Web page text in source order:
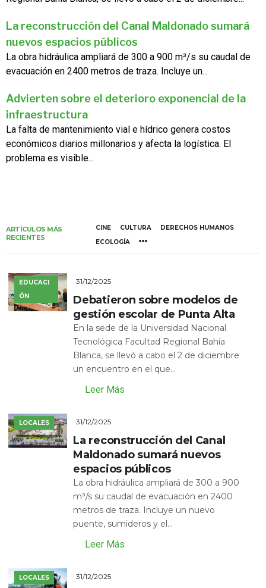
La reconstrucción del Canal Maldonado sumará
nuevos espacios públicos
La obra hidráulica ampliará de 300 a 900 m³/s su caudal de
evacuación en 2400 metros de traza. Incluye un...
Advierten sobre el deterioro exponencial de la
infraestructura
La falta de mantenimiento vial e hídrico genera costos
económicos diarios millonarios y afecta la logística. El
problema es visible...
ARTÍCULOS MÁS
RECIENTES
CINE CULTURA
DERECHOS HUMANOS
ECOLOGÍA
EDUCACI
ÓN
31/12/2025
Debatieron sobre modelos de
gestión escolar de Punta Alta
En la sede de la Universidad Nacional
Tecnológica Facultad Regional Bahía
Blanca, se llevó a cabo el 2 de diciembre
un encuentro en el que...
Leer Más
LOCALES 31/12/2025
La reconstrucción del Canal
Maldonado sumará nuevos
espacios públicos
La obra hidráulica ampliará de 300 a 900
m³/s su caudal de evacuación en 2400
metros de traza. Incluye un nuevo
puente, sumideros y el...
Leer Más
LOCALES 31/12/2025